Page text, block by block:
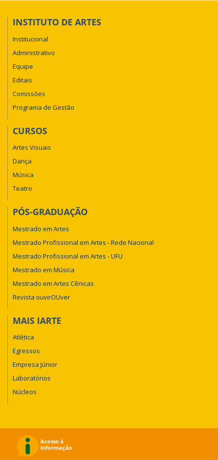
INSTITUTO DE ARTES
Institucional
Administrativo
Equipe
Editais
Comissões
Programa de Gestão
CURSOS
Artes Visuais
Dança
Música
Teatro
PÓS-GRADUAÇÃO
Mestrado em Artes
Mestrado Profissional em Artes - Rede Nacional
Mestrado Profissional em Artes - UFU
Mestrado em Música
Mestrado em Artes Cênicas
Revista ouvirOUver
MAIS IARTE
Atlética
Egressos
Empresa Júnior
Laboratórios
Núcleos